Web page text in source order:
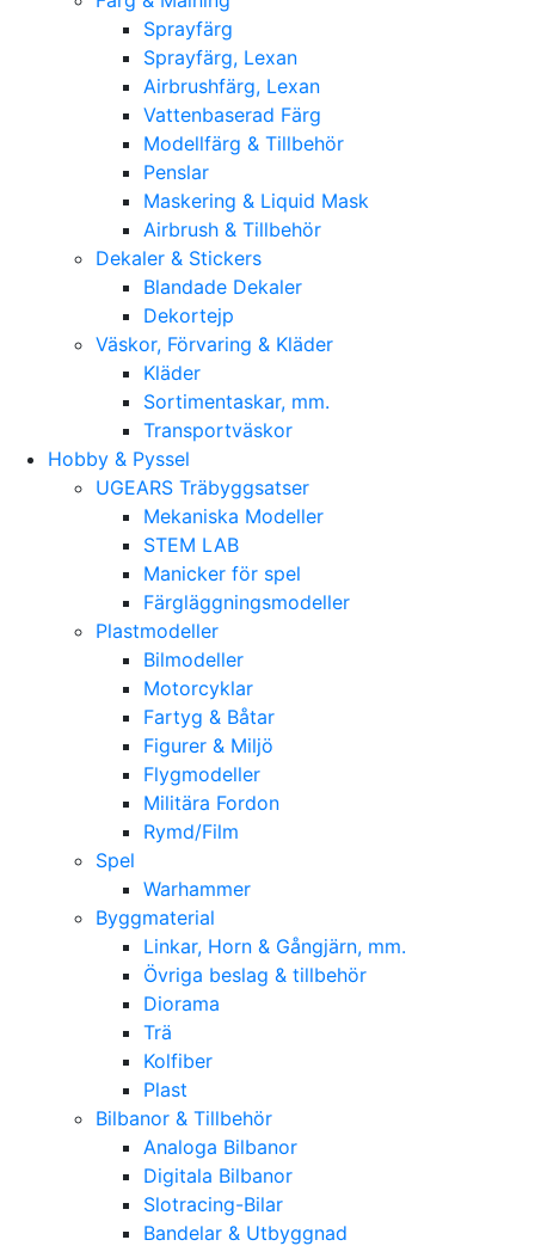
Sprayfärg
Sprayfärg, Lexan
Airbrushfärg, Lexan
Vattenbaserad Färg
Modellfärg & Tillbehör
Penslar
Maskering & Liquid Mask
Airbrush & Tillbehör
Dekaler & Stickers
Blandade Dekaler
Dekortejp
Väskor, Förvaring & Kläder
Kläder
Sortimentaskar, mm.
Transportväskor
Hobby & Pyssel
UGEARS Träbyggsatser
Mekaniska Modeller
STEM LAB
Manicker för spel
Färgläggningsmodeller
Plastmodeller
Bilmodeller
Motorcyklar
Fartyg & Båtar
Figurer & Miljö
Flygmodeller
Militära Fordon
Rymd/Film
Spel
Warhammer
Byggmaterial
Linkar, Horn & Gångjärn, mm.
Övriga beslag & tillbehör
Diorama
Trä
Kolfiber
Plast
Bilbanor & Tillbehör
Analoga Bilbanor
Digitala Bilbanor
Slotracing-Bilar
Bandelar & Utbyggnad